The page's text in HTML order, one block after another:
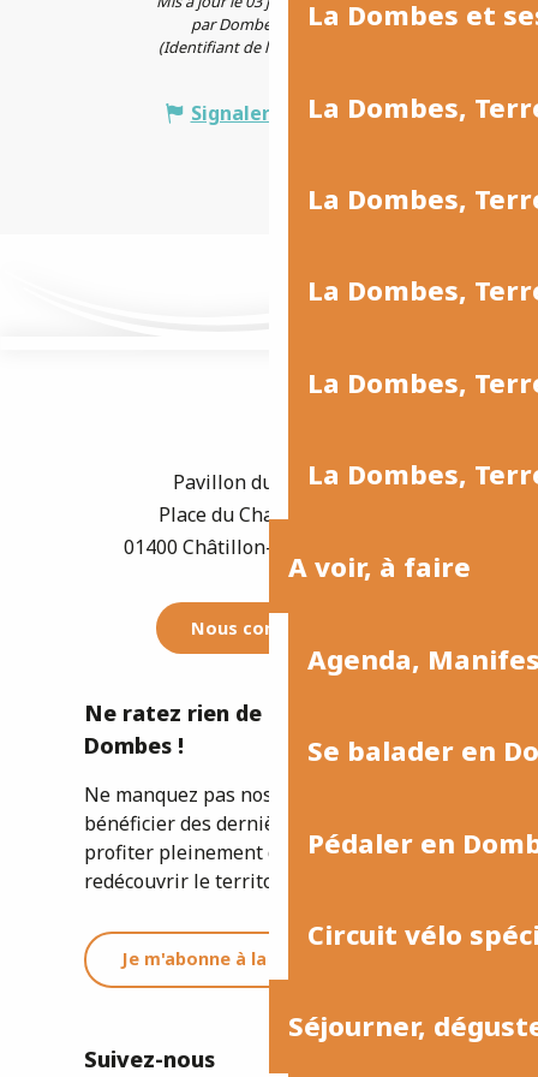
La Dombes et
La Dombes,
La Dombes,
La Dombes,
La Dombes,
La Dombes,
A voir, à faire
Agenda,
Se balader en
Pédaler en
Circuit vélo
Séjourner,
par Dombes Tourisme
(Identifiant de l'offre :
Signaler une erreur
Pavillon du Tourisme
Place du Champ de Foire
01400 Châtillon-sur-Chalaronne
Nous contacter
Ne ratez rien de l'actualité de la
Dombes !
Ne manquez pas nos newsletters pour
bénéficier des dernières informations et
profiter pleinement de votre séjour ou
redécouvrir le territoire.
Je m'abonne à la newsletter
Suivez-nous